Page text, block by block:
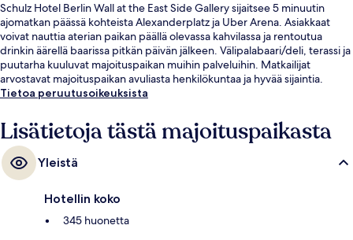
Schulz Hotel Berlin Wall at the East Side Gallery sijaitsee 5 minuutin
ajomatkan päässä kohteista Alexanderplatz ja Uber Arena. Asiakkaat
voivat nauttia aterian paikan päällä olevassa kahvilassa ja rentoutua
drinkin äärellä baarissa pitkän päivän jälkeen. Välipalabaari/deli, terassi ja
puutarha kuuluvat majoituspaikan muihin palveluihin. Matkailijat
arvostavat majoituspaikan avuliasta henkilökuntaa ja hyvää sijaintia.
Tietoa peruutusoikeuksista
Lisätietoja tästä majoituspaikasta
Yleistä
Hotellin koko
345 huonetta